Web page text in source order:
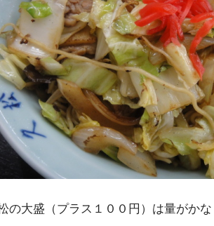
の大盛（プラス１００円）は量がか